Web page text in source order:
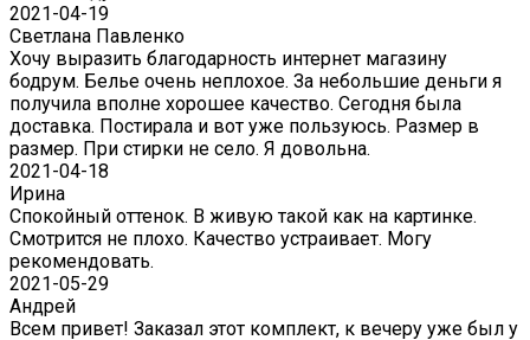
2021-04-19
Светлана Павленко
Хочу выразить благодарность интернет магазину
бодрум. Белье очень неплохое. За небольшие деньги я
получила вполне хорошее качество. Сегодня была
доставка. Постирала и вот уже пользуюсь. Размер в
размер. При стирки не село. Я довольна.
2021-04-18
Ирина
Спокойный оттенок. В живую такой как на картинке.
Смотрится не плохо. Качество устраивает. Могу
рекомендовать.
2021-05-29
Андрей
Всем привет! Заказал этот комплект, к вечеру уже был у